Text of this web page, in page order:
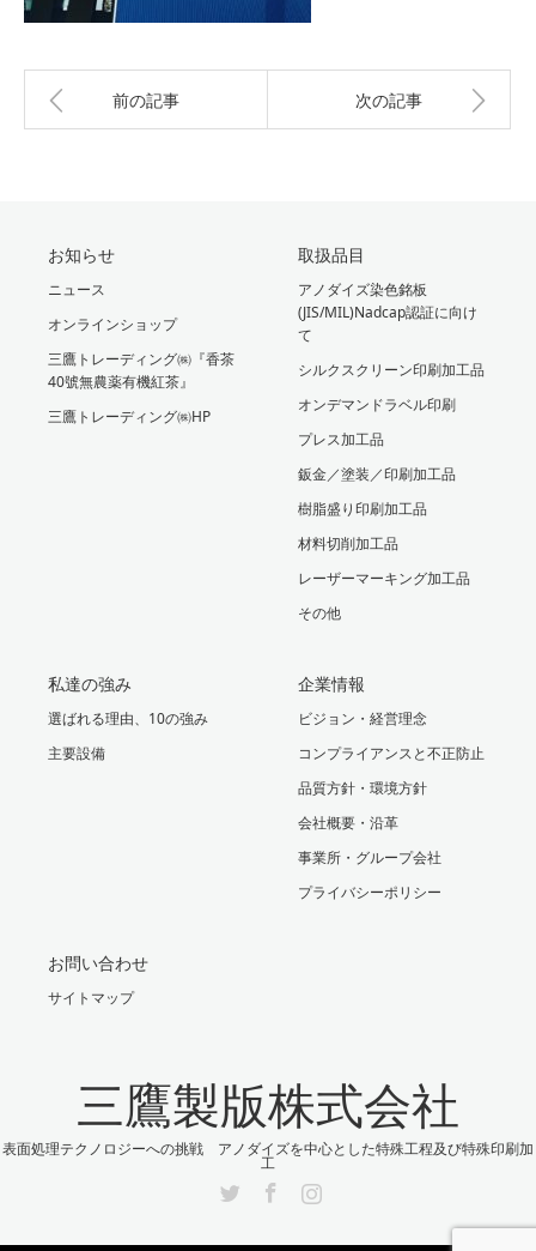
前の記事 次の記事
お知らせ
ニュース
オンラインショップ
三鷹トレーディング㈱『香茶
40號無農薬有機紅茶』
三鷹トレーディング㈱HP
取扱品目
アノダイズ染色銘板
(JIS/MIL)Nadcap認証に向け
て
シルクスクリーン印刷加工品
オンデマンドラベル印刷
プレス加工品
鈑金／塗装／印刷加工品
樹脂盛り印刷加工品
材料切削加工品
レーザーマーキング加工品
その他
私達の強み
選ばれる理由、10の強み
主要設備
企業情報
ビジョン・経営理念
コンプライアンスと不正防止
品質方針・環境方針
会社概要・沿革
事業所・グループ会社
プライバシーポリシー
お問い合わせ
サイトマップ
三鷹製版株式会社
表面処理テクノロジーへの挑戦 アノダイズを中心とした特殊工程及び特殊印刷加
工
Instagram